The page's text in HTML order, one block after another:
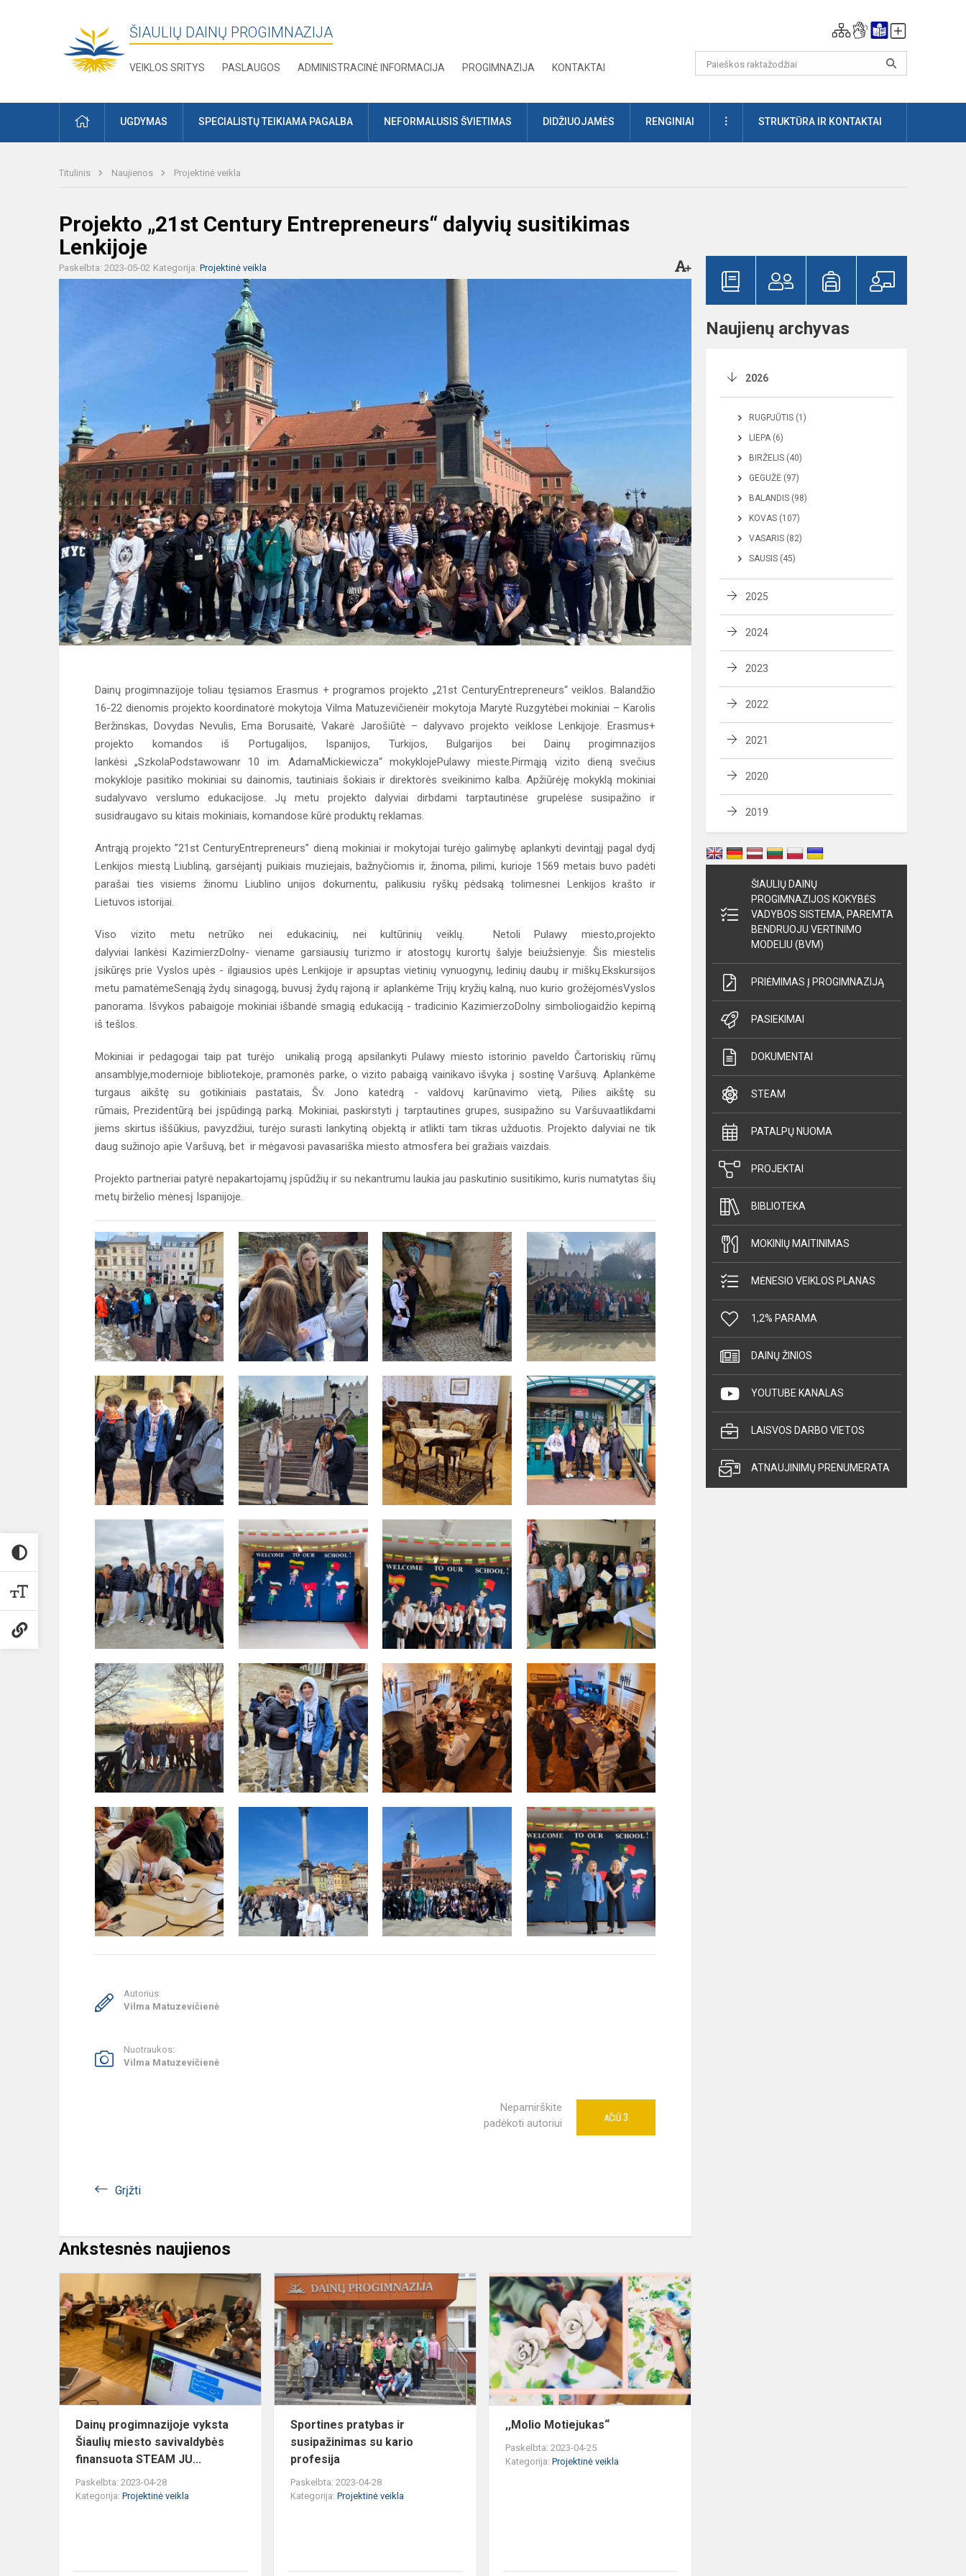
ŠIAULIŲ DAINŲ PROGIMNAZIJA
VEIKLOS SRITYS PASLAUGOS ADMINISTRACINĖ INFORMACIJA PROGIMNAZIJA KONTAKTAI
PRADŽIAUGDYMAS SPECIALISTŲ TEIKIAMA PAGALBA NEFORMALUSIS ŠVIETIMAS DIDŽIUOJAMĖS RENGINIAI DAUGIAUSTRUKTŪRA IR KONTAKTAI
Titulinis Naujienos Projektinė veikla
Projekto „21st Century Entrepreneurs“ dalyvių susitikimas
Lenkijoje
Paskelbta: 2023-05-02 Kategorija: Projektinė veikla
Dainų progimnazijoje toliau tęsiamos Erasmus + programos projekto „21st CenturyEntrepreneurs“ veiklos. Balandžio
16-22 dienomis projekto koordinatorė mokytoja Vilma Matuzevičienėir mokytoja Marytė Ruzgytėbei mokiniai – Karolis
Beržinskas, Dovydas Nevulis, Ema Borusaitė, Vakarė Jarošiūtė – dalyvavo projekto veiklose Lenkijoje. Erasmus+
projekto komandos iš Portugalijos, Ispanijos, Turkijos, Bulgarijos bei Dainų progimnazijos
lankėsi „SzkolaPodstawowanr 10 im. AdamaMickiewicza“ mokyklojePulawy mieste.Pirmąją vizito dieną svečius
mokykloje pasitiko mokiniai su dainomis, tautiniais šokiais ir direktorės sveikinimo kalba. Apžiūrėję mokyklą mokiniai
sudalyvavo verslumo edukacijose. Jų metu projekto dalyviai dirbdami tarptautinėse grupelėse susipažino ir
susidraugavo su kitais mokiniais, komandose kūrė produktų reklamas.
Antrąją projekto ”21st CenturyEntrepreneurs” dieną mokiniai ir mokytojai turėjo galimybę aplankyti devintąjį pagal dydį
Lenkijos miestą Liubliną, garsėjantį puikiais muziejais, bažnyčiomis ir, žinoma, pilimi, kurioje 1569 metais buvo padėti
parašai ties visiems žinomu Liublino unijos dokumentu, palikusiu ryškų pėdsaką tolimesnei Lenkijos krašto ir
Lietuvos istorijai.
Viso vizito metu netrūko nei edukacinių, nei kultūrinių veiklų. Netoli Pulawy miesto,projekto
dalyviai lankėsi KazimierzDolny- viename garsiausių turizmo ir atostogų kurortų šalyje beiužsienyje. Šis miestelis
įsikūręs prie Vyslos upės - ilgiausios upės Lenkijoje ir apsuptas vietinių vynuogynų, ledinių daubų ir miškų.Ekskursijos
metu pamatėmeSenąją žydų sinagogą, buvusį žydų rajoną ir aplankėme Trijų kryžių kalną, nuo kurio grožėjomėsVyslos
panorama. Išvykos pabaigoje mokiniai išbandė smagią edukaciją - tradicinio KazimierzoDolny simboliogaidžio kepimą
iš tešlos.
Mokiniai ir pedagogai taip pat turėjo unikalią progą apsilankyti Pulawy miesto istorinio paveldo Čartoriskių rūmų
ansamblyje,modernioje bibliotekoje, pramonės parke, o vizito pabaigą vainikavo išvyka į sostinę Varšuvą. Aplankėme
turgaus aikštę su gotikiniais pastatais, Šv. Jono katedrą - valdovų karūnavimo vietą, Pilies aikštę su
rūmais, Prezidentūrą bei įspūdingą parką. Mokiniai, paskirstyti į tarptautines grupes, susipažino su Varšuvaatlikdami
jiems skirtus iššūkius, pavyzdžiui, turėjo surasti lankytiną objektą ir atlikti tam tikras užduotis. Projekto dalyviai ne tik
daug sužinojo apie Varšuvą, bet ir mėgavosi pavasariška miesto atmosfera bei gražiais vaizdais.
Projekto partneriai patyrė nepakartojamų įspūdžių ir su nekantrumu laukia jau paskutinio susitikimo, kuris numatytas šių
metų birželio mėnesį Ispanijoje.
Autorius:
Vilma Matuzevičienė
Nuotraukos:
Vilma Matuzevičienė
Nepamirškite
padėkoti autoriui
AČIŪ 3
Grįžti
Ankstesnės naujienos
Dainų
progimnazijoje
vyksta
Šiaulių
miesto
savivaldybės
fin...
Dainų progimnazijoje vyksta
Šiaulių miesto savivaldybės
finansuota STEAM JU...
Paskelbta: 2023-04-28
Kategorija: Projektinė veikla
Sportines
pratybas
ir
susipažinimas
su
kario
profesija
Sportines pratybas ir
susipažinimas su kario
profesija
Paskelbta: 2023-04-28
Kategorija:Projektinė veikla
,,Molio
Motiejukas“
,,Molio Motiejukas“
Paskelbta: 2023-04-25
Kategorija:Projektinė veikla
Naujienų archyvas
2026
RUGPJŪTIS (1)
LIEPA (6)
BIRŽELIS (40)
GEGUŽĖ (97)
BALANDIS (98)
KOVAS (107)
VASARIS (82)
SAUSIS (45)
2025
2024
2023
2022
2021
2020
2019
ŠIAULIŲ DAINŲ
PROGIMNAZIJOS KOKYBĖS
VADYBOS SISTEMA, PAREMTA
BENDRUOJU VERTINIMO
MODELIU (BVM)
PRIĖMIMAS Į PROGIMNAZIJĄ
PASIEKIMAI
DOKUMENTAI
STEAM
PATALPŲ NUOMA
PROJEKTAI
BIBLIOTEKA
MOKINIŲ MAITINIMAS
MĖNESIO VEIKLOS PLANAS
1,2% PARAMA
DAINŲ ŽINIOS
YOUTUBE KANALAS
LAISVOS DARBO VIETOS
ATNAUJINIMŲ PRENUMERATA